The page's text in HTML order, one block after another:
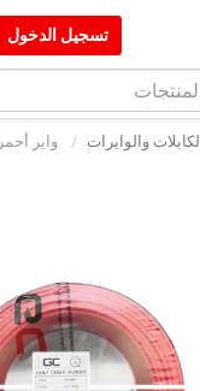
تسجيل الدخول
الكابلات والوايرات واير أحمر 6 ملي